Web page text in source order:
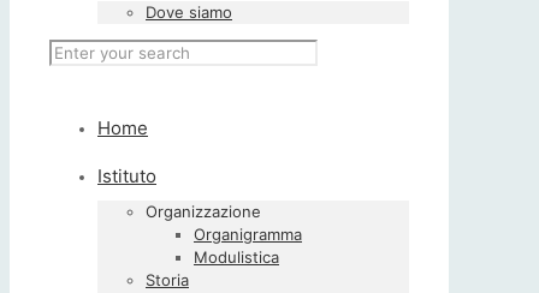
Dove siamo
Home
Istituto
Organizzazione
Organigramma
Modulistica
Storia